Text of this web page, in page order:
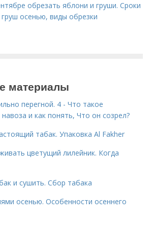
обрезать яблони и груши. Сроки
осенью, виды обрезки
материалы
перегной. 4 - Что такое
и как понять, Что он созрел?
табак. Упаковка Al Fakher
цветущий лилейник. Когда
и сушить. Сбор табака
осенью. Особенности осеннего